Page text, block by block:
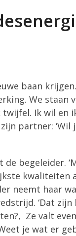
baan
We
Ik wil en
zijn partner:
de begeleider.
kwaliteiten
neemt haar
‘Dat
Ze valt
je wat er